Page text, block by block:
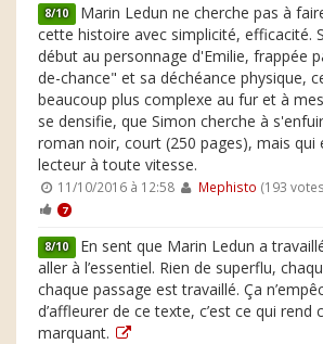
8/10 Marin Ledun ne cherche pas à
cette histoire avec simplicité, efficacité.
début au personnage d'Emilie, frappée
de-chance" et sa déchéance physique,
beaucoup plus complexe au fur et à
se densifie, que Simon cherche à
roman noir, court (250 pages), mais qui
lecteur à toute vitesse.
11/10/2016 à 12:58 Mephisto (193
7
8/10 En sent que Marin Ledun a
aller à l’essentiel. Rien de superflu,
chaque passage est travaillé. Ça
d’affleurer de ce texte, c’est ce qui rend
marquant.